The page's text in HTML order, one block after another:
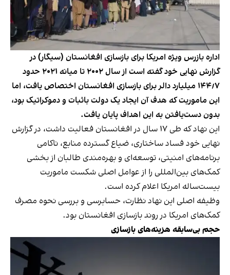
اداره بازرس ویژه امریکا برای بازسازی افغانستان (سیگار) در
گزارش نهایی خود گفته است از سال ۲۰۰۲ تا میانه ۲۰۲۱ حدود
۱۴۴٫۷ میلیارد دالر برای بازسازی افغانستان اختصاص یافت، اما
این ماموریت که هدف آن ایجاد یک دولت باثبات و دموکراتیک بود،
بدون دست‌یافتن به این اهداف پایان یافت.
این نهاد که طی ۱۷ سال در افغانستان فعالیت داشت، در گزارش
نهایی خود فساد ساختاری، ضیاع گسترده منابع، ناکامی
برنامه‌های امنیتی، توسعه‌ای و بهره‌مندی طالبان از بخشی
کمک‌های بین‌المللی را از عوامل اصلی شکست ماموریت
بیست‌ساله امریکا اعلام کرده است.
وظیفه اصلی این نهاد نظارت، حسابرسی و بررسی نحوه مصرف
کمک‌های امریکا در روند بازسازی افغانستان بود.
حجم بی‌سابقه هزینه‌های بازسازی